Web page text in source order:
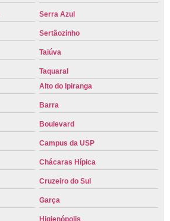
Serra Azul
Sertãozinho
Taiúva
Taquaral
Alto do Ipiranga
Barra
Boulevard
Campus da USP
Chácaras Hípica
Cruzeiro do Sul
Garça
Higienópolis